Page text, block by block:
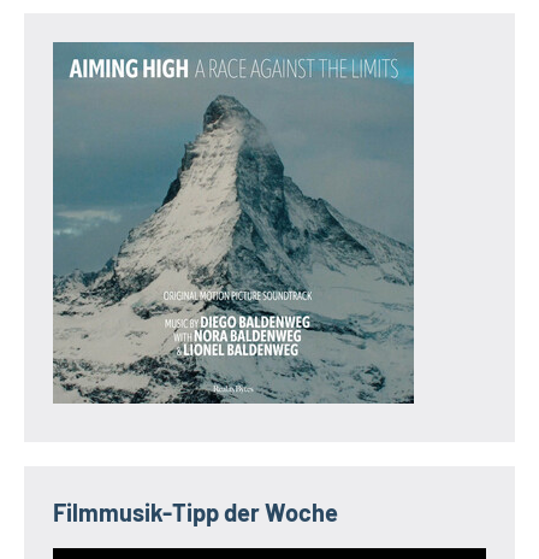
Filmmusik-Tipp der Woche